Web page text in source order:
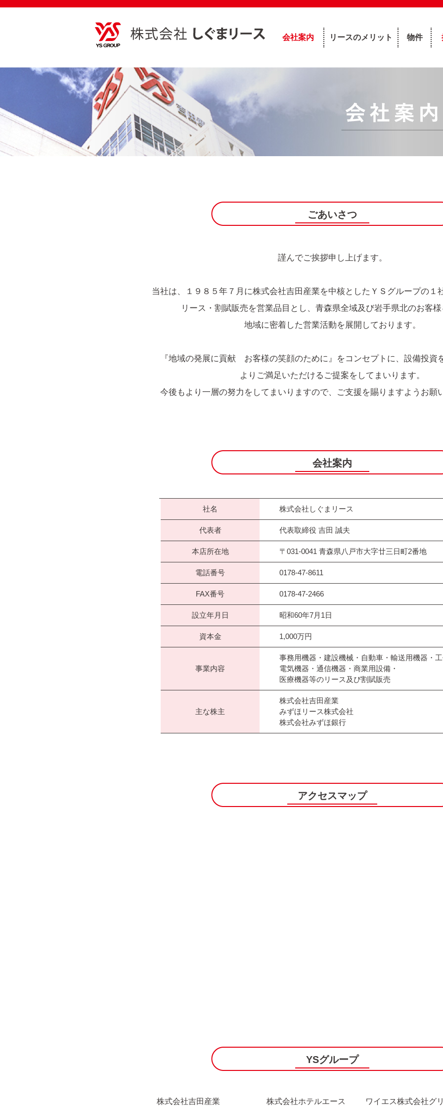
会社案内 リースのメリット 物件
ごあいさつ
謹んでご挨拶申し上げます。
当社は、１９８５年７月に株式会社吉田産業を中核としたＹＳグループの１
リース・割賦販売を営業品目とし、青森県全域及び岩手県北のお客
地域に密着した営業活動を展開しております。
『地域の発展に貢献 お客様の笑顔のために』をコンセプトに、設備投資
よりご満足いただけるご提案をしてまいります。
今後もより一層の努力をしてまいりますので、ご支援を賜りますようお願
会社案内
社名 株式会社しぐまリース
代表者 代表取締役 吉田 誠夫
本店所在地 〒031-0041 青森県八戸市大字廿三日町2番地
電話番号 0178-47-8611
FAX番号 0178-47-2466
設立年月日 昭和60年7月1日
資本金 1,000万円
事業内容
事務用機器・建設機械・自動車・輸送用機器・
電気機器・通信機器・商業用設備・
医療機器等のリース及び割賦販売
主な株主
株式会社吉田産業
みずほリース株式会社
株式会社みずほ銀行
アクセスマップ
YSグループ
株式会社吉田産業 株式会社ホテルエース ワイエス株式会社グ